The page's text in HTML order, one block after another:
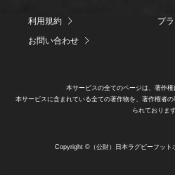
利用規約
プ
お問い合わせ
本サービスの全てのページは、著作権
本サービスに含まれている全ての著作物を、著作権者
られております
Copyright ©（公財）日本ラグビーフッ